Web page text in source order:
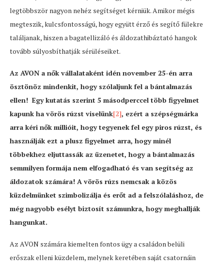
legtöbbször nagyon nehéz segítséget kérniük. Amikor mégis
megteszik, kulcsfontosságú, hogy együtt érző és segítő fülekre
találjanak, hiszen a bagatellizáló és áldozathibáztató hangok
tovább súlyosbíthatják sérüléseiket.
Az AVON a nők vállalataként idén november 25-én arra
ösztönöz mindenkit, hogy szólaljunk fel a bántalmazás
ellen! Egy kutatás szerint 5 másodperccel több figyelmet
kapunk ha vörös rúzst viselünk[2], ezért a szépségmárka
arra kéri nők millióit, hogy tegyenek fel egy piros rúzst, és
használják ezt a plusz figyelmet arra, hogy minél
többekhez eljuttassák az üzenetet, hogy a bántalmazás
semmilyen formája nem elfogadható és van segítség az
áldozatok számára! A vörös rúzs nemcsak a közös
küzdelmünket szimbolizálja és erőt ad a felszólaláshoz, de
még nagyobb esélyt biztosít számunkra, hogy meghallják
hangunkat.
Az AVON számára kiemelten fontos ügy a családon belüli
erőszak elleni küzdelem, melynek keretében saját csatornáin